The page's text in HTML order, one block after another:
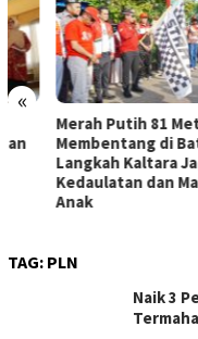
«
Merah Putih 81 Meter
Membentang di Batas
Langkah Kaltara Jaga
Kedaulatan dan Masa
TAG: PLN
Naik 3